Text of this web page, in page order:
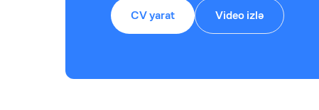
CV yarat Video izlə